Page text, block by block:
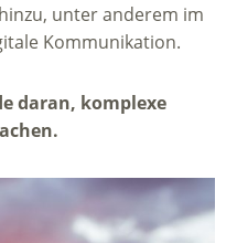
unter anderem im
Kommunikation.
daran, komplexe